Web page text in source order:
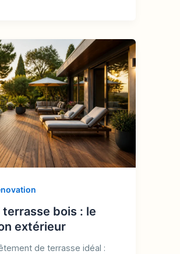
bois : le
extérieur
de terrasse idéal :